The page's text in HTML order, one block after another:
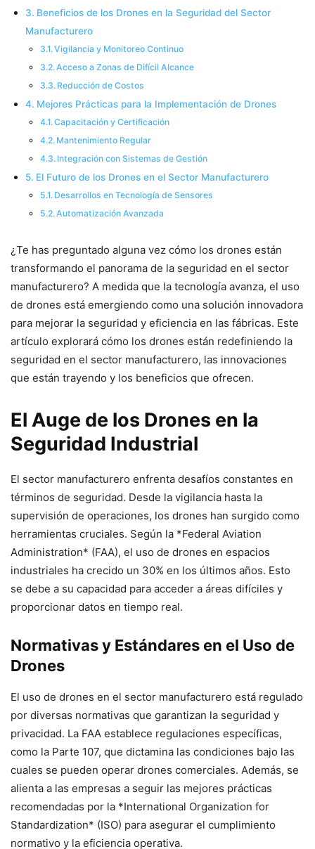
Beneficios de los Drones en la Seguridad del Sector
Manufacturero
Vigilancia y Monitoreo Continuo
Acceso a Zonas de Difícil Alcance
Reducción de Costos
Mejores Prácticas para la Implementación de Drones
Capacitación y Certificación
Mantenimiento Regular
Integración con Sistemas de Gestión
El Futuro de los Drones en el Sector Manufacturero
Desarrollos en Tecnología de Sensores
Automatización Avanzada
¿Te has preguntado alguna vez cómo los drones están
transformando el panorama de la seguridad en el sector
manufacturero? A medida que la tecnología avanza, el uso
de drones está emergiendo como una solución innovadora
para mejorar la seguridad y eficiencia en las fábricas. Este
artículo explorará cómo los drones están redefiniendo la
seguridad en el sector manufacturero, las innovaciones
que están trayendo y los beneficios que ofrecen.
El Auge de los Drones en la
Seguridad Industrial
El sector manufacturero enfrenta desafíos constantes en
términos de seguridad. Desde la vigilancia hasta la
supervisión de operaciones, los drones han surgido como
herramientas cruciales. Según la *Federal Aviation
Administration* (FAA), el uso de drones en espacios
industriales ha crecido un 30% en los últimos años. Esto
se debe a su capacidad para acceder a áreas difíciles y
proporcionar datos en tiempo real.
Normativas y Estándares en el Uso de
Drones
El uso de drones en el sector manufacturero está regulado
por diversas normativas que garantizan la seguridad y
privacidad. La FAA establece regulaciones específicas,
como la Parte 107, que dictamina las condiciones bajo las
cuales se pueden operar drones comerciales. Además, se
alienta a las empresas a seguir las mejores prácticas
recomendadas por la *International Organization for
Standardization* (ISO) para asegurar el cumplimiento
normativo y la eficiencia operativa.